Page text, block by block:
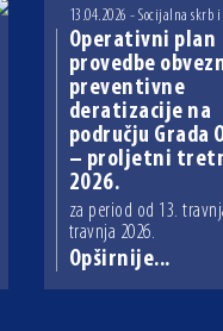
13.04.2026 - Socijalna skrb
Operativni plan
provedbe
preventivne
deratizacije na
području Grada
– proljetni
2026.
za period od 13.
travnja 2026.
Opširnije...